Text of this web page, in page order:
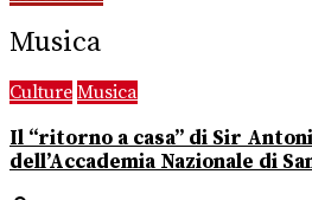
Musica
Culture Musica
Il “ritorno a casa” di Sir
dell’Accademia Nazionale di